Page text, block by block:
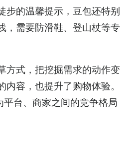
步的温馨提示，豆包还特别
，需要防滑鞋、登山杖等专
方式，把挖掘需求的动作变
内容，也提升了购物体验。
平台、商家之间的竞争格局